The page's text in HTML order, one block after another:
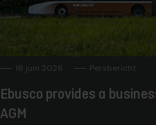
16 juni 2026 Persbericht
Ebusco provides a
AGM